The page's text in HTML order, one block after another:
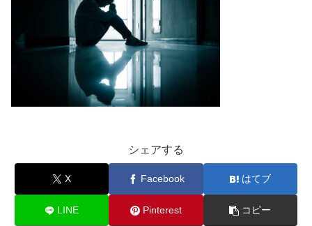
シェアする
X Facebook はてブ
LINE Pinterest コピー